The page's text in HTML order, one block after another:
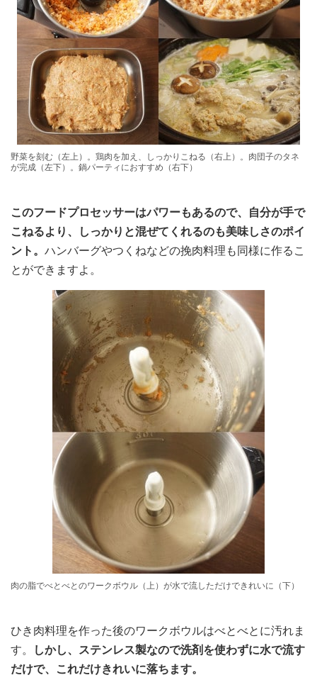
野菜を刻む（左上）。鶏肉を加え、しっかりこねる（右上）。肉団子のタネ
が完成（左下）。鍋パーティにおすすめ（右下）
このフードプロセッサーはパワーもあるので、自分が手で
こねるより、しっかりと混ぜてくれるのも美味しさのポイ
ント。 ハンバーグやつくねなどの挽肉料理も同様に作るこ
とができますよ。
肉の脂でべとべとのワークボウル（上）が水で流しただけできれいに（下）
ひき肉料理を作った後のワークボウルはべとべとに汚れま
す。
しかし、ステンレス製なので洗剤を使わずに水で流す
だけで、これだけきれいに落ちます。